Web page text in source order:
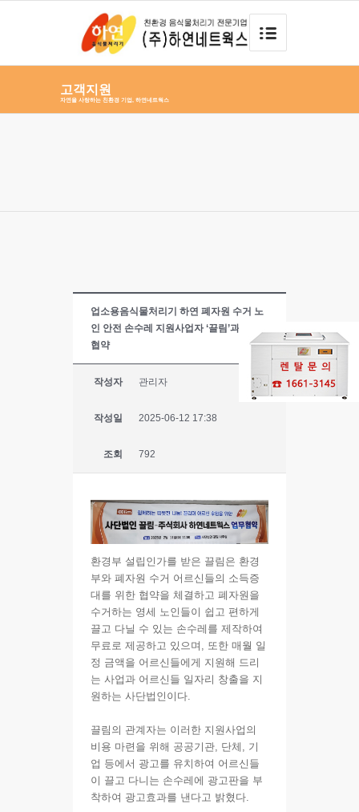
고객지원
자연을 사랑하는 친환경 기업, 하연네트웍스
업소용음식물처리기 하연 폐자원 수거 노
인 안전 손수레 지원사업자 ‘끌림’과 업무
협약
작성자 관리자
작성일 2025-06-12 17:38
조회 792
환경부 설립인가를 받은 끌림은 환경
부와 폐자원 수거 어르신들의 소득증
대를 위한 협약을 체결하고 폐자원을
수거하는 영세 노인들이 쉽고 편하게
끌고 다닐 수 있는 손수레를 제작하여
무료로 제공하고 있으며, 또한 매월 일
정 금액을 어르신들에게 지원해 드리
는 사업과 어르신들 일자리 창출을 지
원하는 사단법인이다.
끌림의 관계자는 이러한 지원사업의
비용 마련을 위해 공공기관, 단체, 기
업 등에서 광고를 유치하여 어르신들
이 끌고 다니는 손수레에 광고판을 부
착하여 광고효과를 낸다고 밝혔다.